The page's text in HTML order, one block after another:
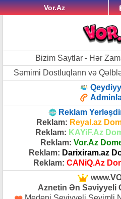
Vor.Az
Bizim Saytlar - Hər
Səmimi Dostluqların və
Reklam
Reklam: Reyal.az
Reklam: KAYiF.Az
Reklam: Vor.Az
Reklam: Darixiram.az
Reklam: CANiQ.Az
Aznetin Ən Səviyyeli